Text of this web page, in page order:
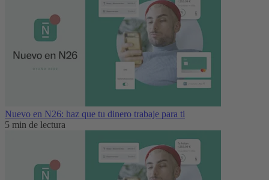
Nuevo en N26: haz que tu dinero trabaje para ti
5 min de lectura